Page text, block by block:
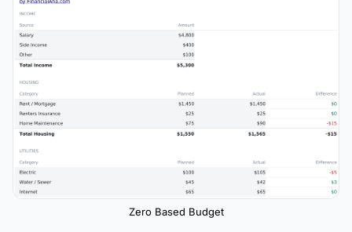
Zero Based Budget